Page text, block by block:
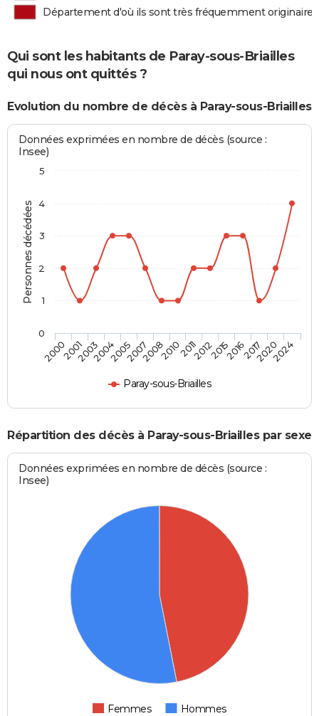
Département d'où ils sont très fréquemment originaires
Qui sont les habitants de Paray-sous-Briailles
qui nous ont quittés ?
Evolution du nombre de décès à Paray-sous-Briailles
Personnes décédées
Données exprimées en nombre de décès (source :
Insee)
Paray-sous-Briailles
200020012003200420052007200820102011201220152016201720202024
0
1
2
3
4
5
Répartition des décès à Paray-sous-Briailles par sexe
Données exprimées en nombre de décès (source :
Insee)
Femmes Hommes